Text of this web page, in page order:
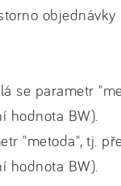
se parametr
hodnota BW).
"metoda", tj.
hodnota BW).